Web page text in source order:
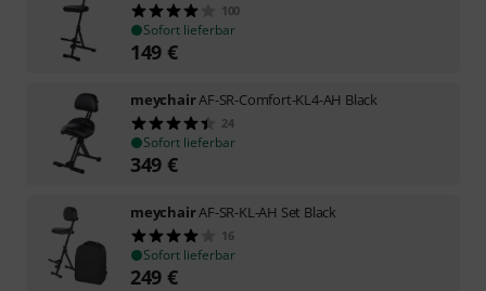
100
Sofort lieferbar
149 €
meychairAF-SR-Comfort-KL4-AH Black
24
Sofort lieferbar
349 €
meychairAF-SR-KL-AH Set Black
16
Sofort lieferbar
249 €